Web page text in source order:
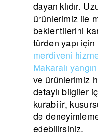
dayanıklıdır.
ürünlerimiz ile
beklentilerini
türden yapı için
merdiveni
Makaralı
ve ürünlerimiz
detaylı bilgiler
kurabilir,
de
edebilirsiniz.